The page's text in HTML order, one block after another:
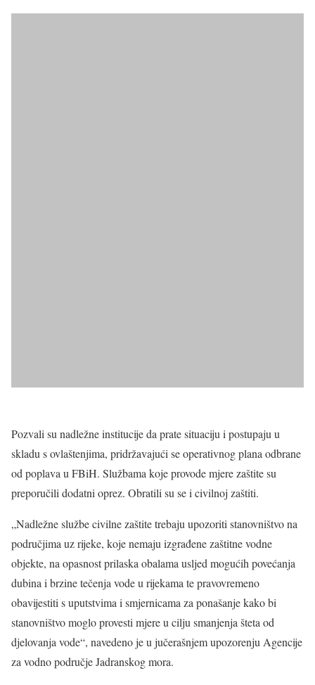
Pozvali su nadležne institucije da prate situaciju i postupaju u
skladu s ovlaštenjima, pridržavajući se operativnog plana odbrane
od poplava u FBiH. Službama koje provode mjere zaštite su
preporučili dodatni oprez. Obratili su se i civilnoj zaštiti.
„Nadležne službe civilne zaštite trebaju upozoriti stanovništvo na
područjima uz rijeke, koje nemaju izgrađene zaštitne vodne
objekte, na opasnost prilaska obalama usljed mogućih povećanja
dubina i brzine tečenja vode u rijekama te pravovremeno
obavijestiti s uputstvima i smjernicama za ponašanje kako bi
stanovništvo moglo provesti mjere u cilju smanjenja šteta od
djelovanja vode“, navedeno je u jučerašnjem upozorenju Agencije
za vodno područje Jadranskog mora.